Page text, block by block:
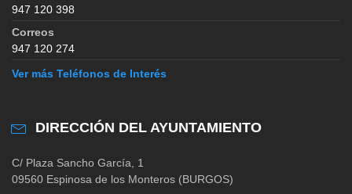
947 120 398
Correos
947 120 274
Ver más Teléfonos de Interés
DIRECCIÓN DEL AYUNTAMIENTO
C/ Plaza Sancho García, 1
09560 Espinosa de los Monteros (BURGOS)